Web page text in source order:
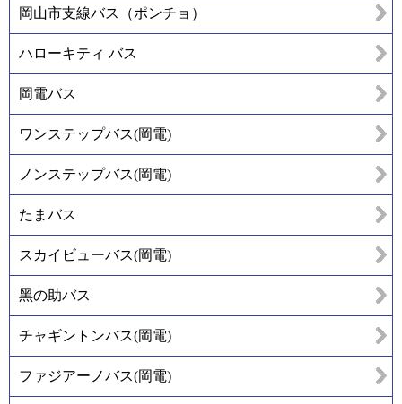
岡山市支線バス（ポンチョ）
ハローキティ バス
岡電バス
ワンステップバス(岡電)
ノンステップバス(岡電)
たまバス
スカイビューバス(岡電)
黑の助バス
チャギントンバス(岡電)
ファジアーノバス(岡電)